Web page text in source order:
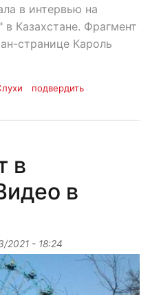
в интервью на
Казахстане. Фрагмент
странице Кароль
подвердить
в
в
2021 - 18:24